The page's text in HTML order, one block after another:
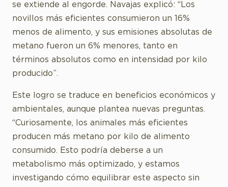
se extiende al engorde. Navajas explicó: “Los
novillos más eficientes consumieron un 16%
menos de alimento, y sus emisiones absolutas de
metano fueron un 6% menores, tanto en
términos absolutos como en intensidad por kilo
producido”.
Este logro se traduce en beneficios económicos y
ambientales, aunque plantea nuevas preguntas.
“Curiosamente, los animales más eficientes
producen más metano por kilo de alimento
consumido. Esto podría deberse a un
metabolismo más optimizado, y estamos
investigando cómo equilibrar este aspecto sin